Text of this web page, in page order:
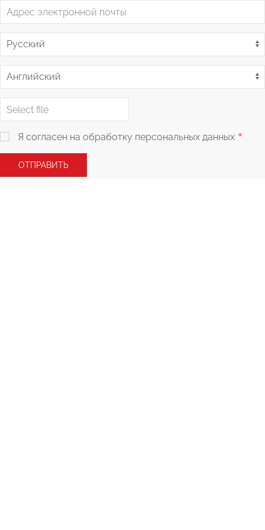
Я согласен на обработку персональных данных
ОТПРАВИТЬ